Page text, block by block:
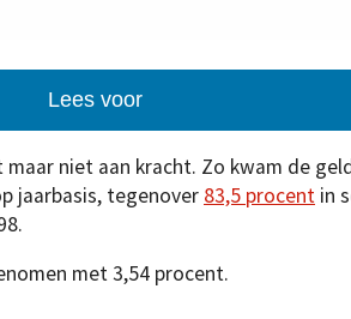
Lees voor
niet aan kracht. Zo kwam de
jaarbasis, tegenover 83,5 procent in
met 3,54 procent.